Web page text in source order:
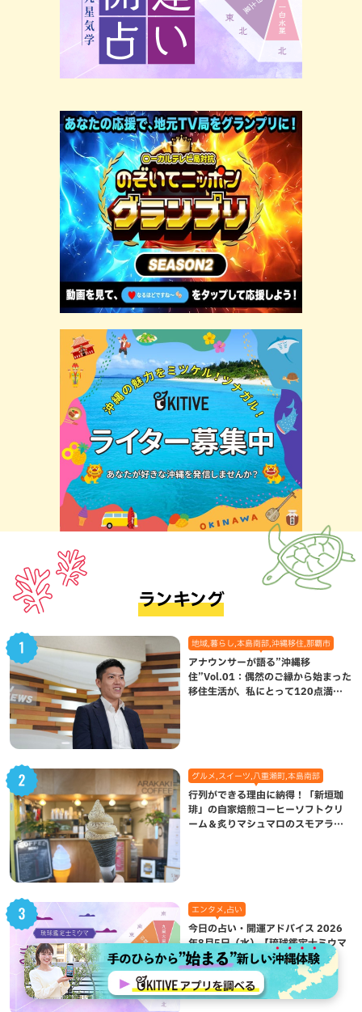
ランキング
地域,暮らし,本島南部,沖縄移住,那覇市
アナウンサーが語る”沖縄移
住”Vol.01：偶然のご縁から始まった
移住生活が、私にとって120点満点
グルメ,スイーツ,八重瀬町,本島南部
行列ができる理由に納得！「新垣珈
琲」の自家焙煎コーヒーソフトクリ
ーム＆炙りマシュマロのスモアラテ
エンタメ,占い
今日の占い・開運アドバイス 2026
年8月5日（水）【琉球鑑定士ミウマ
まいにち九星気学開運占い】